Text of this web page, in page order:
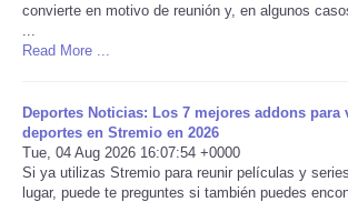
Technology
USA
World
convierte en motivo de reunión y, en algunos
Read More ...
Deportes Noticias: Los 7 mejores addons para
deportes en Stremio en 2026
Tue, 04 Aug 2026 16:07:54 +0000
Si ya utilizas Stremio para reunir películas y
lugar, puede te preguntes si también puedes